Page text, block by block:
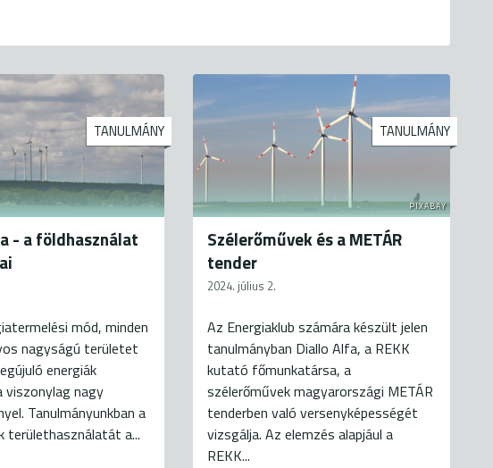
TANULMÁNY
- a földhasználat
mód, minden
nagyságú területet
energiák
viszonylag nagy
Tanulmányunkban a
területhasználatát a...
PIXABAY
TANULMÁNY
Szélerőművek és a METÁR
tender
2024. július 2.
Az Energiaklub számára készült jelen
tanulmányban Diallo Alfa, a REKK
kutató főmunkatársa, a
szélerőművek magyarországi METÁR
tenderben való versenyképességét
vizsgálja. Az elemzés alapjául a
REKK...